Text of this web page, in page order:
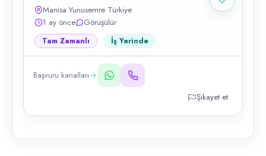
Manisa Yunusemre Türkiye
1 ay önce
Görüşülür
Tam Zamanlı İş Yerinde
Başvuru kanalları
Şikayet et